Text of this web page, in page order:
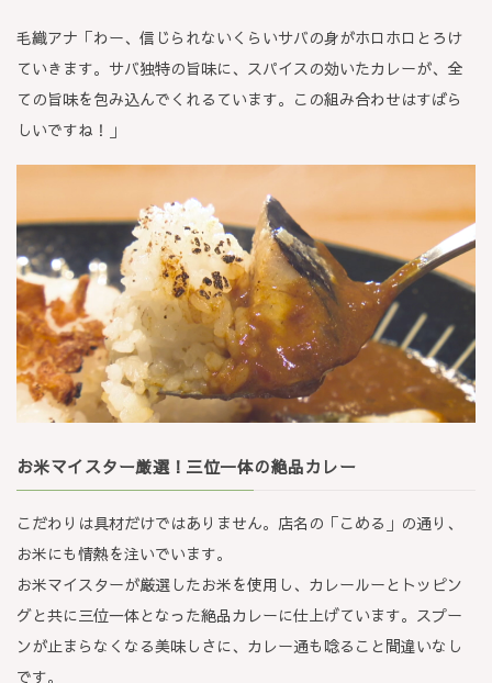
毛織アナ「わー、信じられないくらいサバの身がホロホロとろけ
ていきます。サバ独特の旨味に、スパイスの効いたカレーが、全
ての旨味を包み込んでくれるています。この組み合わせはすばら
しいですね！」
お米マイスター厳選！三位一体の絶品カレー
こだわりは具材だけではありません。店名の「こめる」の通り、
お米にも情熱を注いでいます。
お米マイスターが厳選したお米を使用し、カレールーとトッピン
グと共に三位一体となった絶品カレーに仕上げています。スプー
ンが止まらなくなる美味しさに、カレー通も唸ること間違いなし
です。